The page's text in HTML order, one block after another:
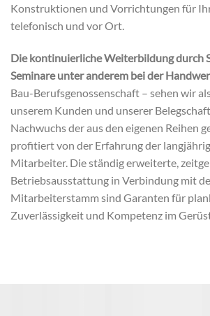
Konstruktionen und Vorrichtungen für
telefonisch und vor Ort.
Die kontinuierliche Weiterbildung durch
Seminare unter anderem bei der
Bau-Berufsgenossenschaft – sehen wir
unserem Kunden und unserer
Nachwuchs der aus den eigenen Reihen
profitiert von der Erfahrung der
Mitarbeiter. Die ständig erweiterte,
Betriebsausstattung in Verbindung mit
Mitarbeiterstamm sind Garanten für
Zuverlässigkeit und Kompetenz im